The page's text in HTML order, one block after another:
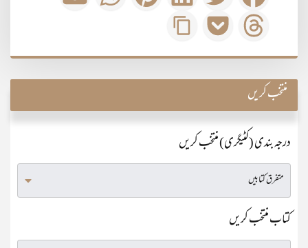
منتخب کریں
درجہ بندی (کٹیگری) منتخب کریں
کتاب منتخب کریں